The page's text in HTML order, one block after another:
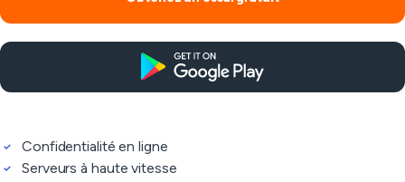
Confidentialité en ligne
Serveurs à haute vitesse